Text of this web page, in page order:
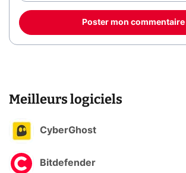
Poster mon commentaire
Meilleurs logiciels
CyberGhost
Bitdefender